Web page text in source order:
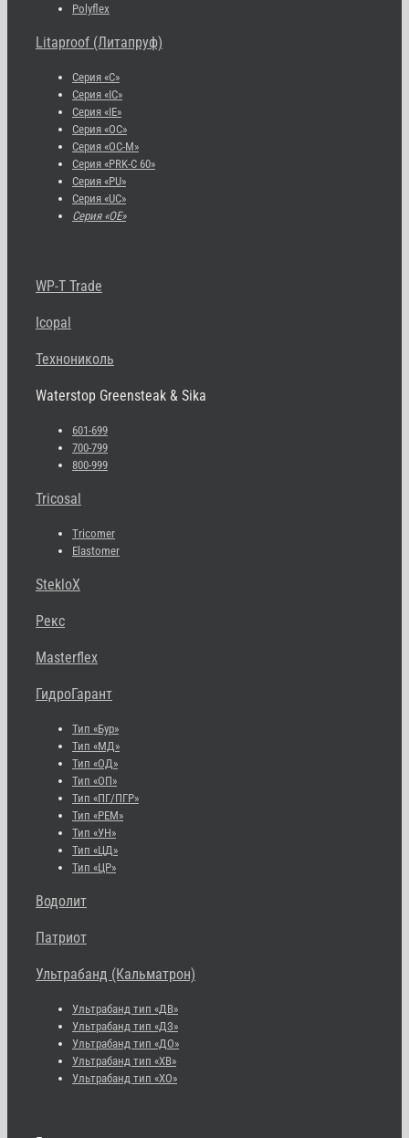
Polyflex
Litaproof (Литапруф)
Серия «С»
Серия «IC»
Серия «IE»
Серия «OC»
Серия «OC-M»
Серия «PRK-C 60»
Серия «PU»
Серия «UC»
Серия «OE»
WP-T Trade
Icopal
Технониколь
Waterstop Greensteak & Sika
601-699
700-799
800-999
Tricosal
Tricomer
Elastomer
StekloX
Рекс
Masterflex
ГидроГарант
Тип «Бур»
Тип «МД»
Тип «ОД»
Тип «ОП»
Тип «ПГ/ПГР»
Тип «РЕМ»
Тип «УН»
Тип «ЦД»
Тип «ЦР»
Водолит
Патриот
Ультрабанд (Кальматрон)
Ультрабанд тип «ДВ»
Ультрабанд тип «ДЗ»
Ультрабанд тип «ДО»
Ультрабанд тип «ХВ»
Ультрабанд тип «ХО»